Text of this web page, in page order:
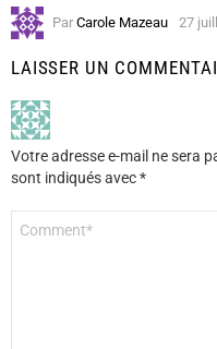
Par Carole Mazeau 27
LAISSER UN
Votre adresse e-mail ne sera
sont indiqués avec*